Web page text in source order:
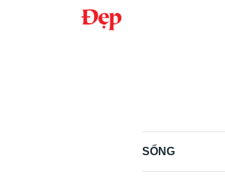
SỐNG